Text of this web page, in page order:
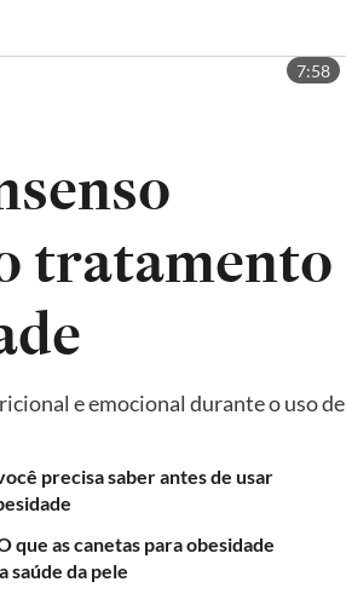
7:58
tratamento
e emocional durante o uso de
precisa saber antes de usar
que as canetas para obesidade
saúde da pele